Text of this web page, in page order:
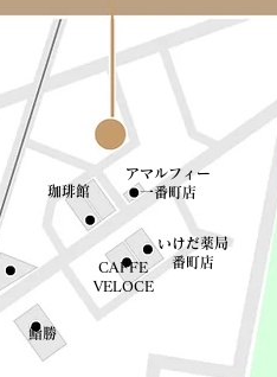
​鮨勝
​珈琲館
CAFFE
VELOCE
いけだ薬局
​番町店
アマルフィー
​一番町店